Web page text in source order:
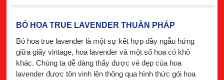
BÓ HOA TRUE LAVENDER THUẦN PHÁP
Bó hoa true lavender là một sự kết hợp đầy ngẫu hứng
giữa giấy vintage, hoa lavender và một số hoa cỏ khô
khác. Chúng ta dễ dàng thấy được vẻ đẹp của hoa
lavender được tôn vinh lên thông qua hình thức gói hoa